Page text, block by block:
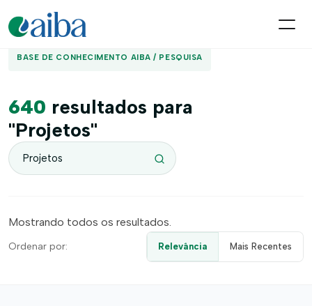
BASE DE CONHECIMENTO AIBA / PESQUISA
640 resultados para
"Projetos"
Mostrando todos os resultados.
Ordenar por: Relevância Mais Recentes